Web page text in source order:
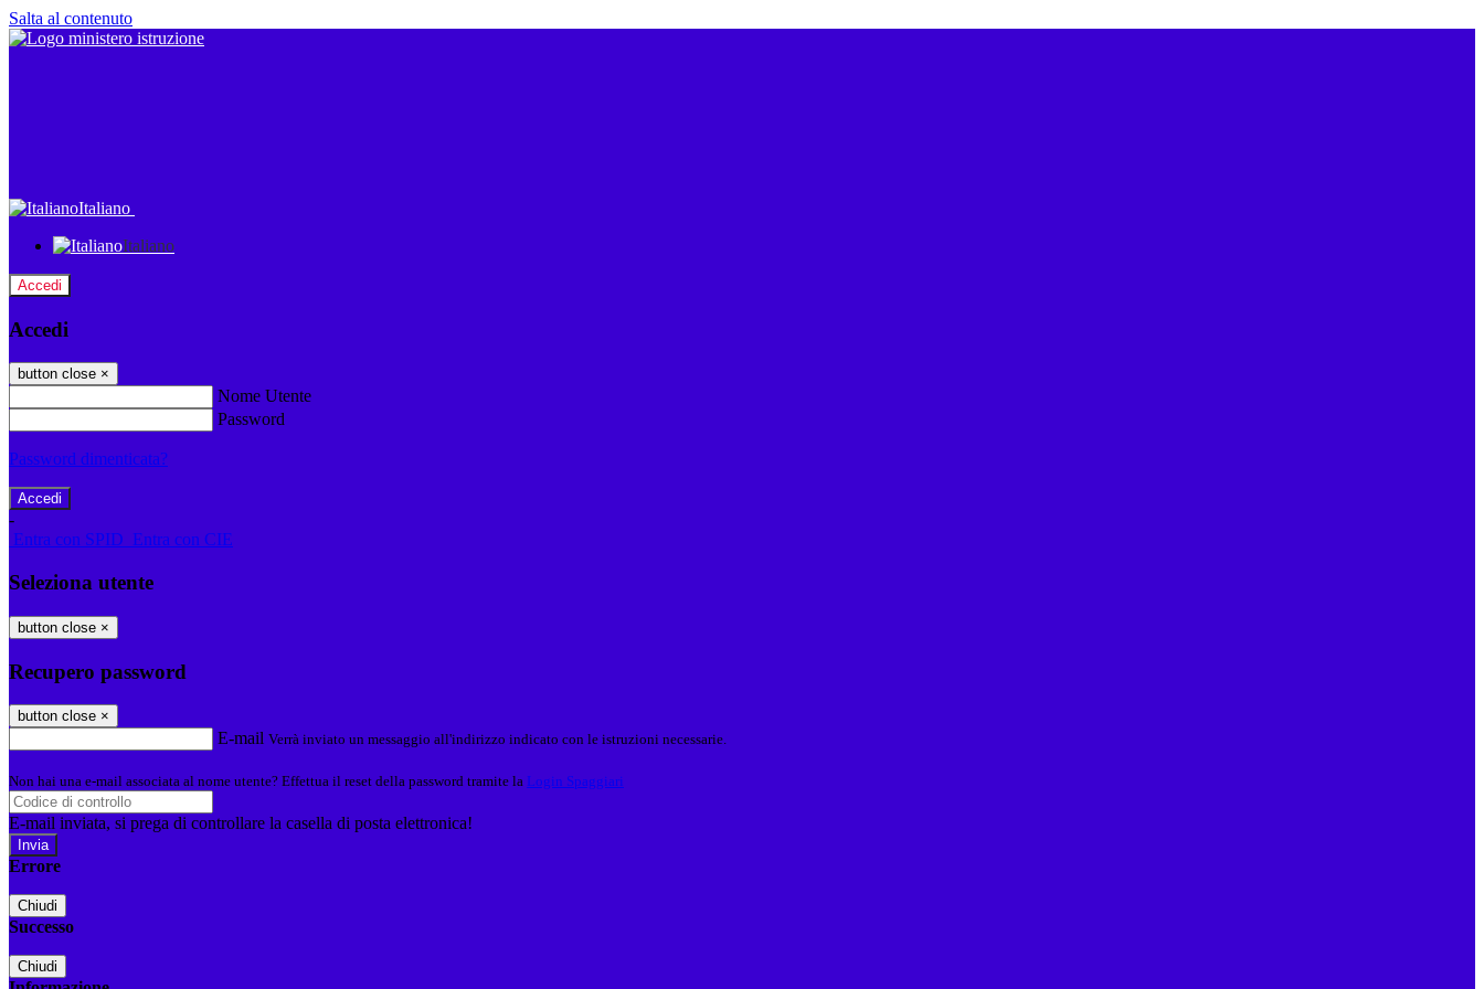
Salta al contenuto
Italiano
Italiano
Accedi
Accedi
button close ×
Nome Utente
Password
Password dimenticata?
-
Entra con SPID Entra con CIE
Seleziona utente
button close ×
Recupero password
button close ×
E-mail Verrà inviato un messaggio all'indirizzo indicato con le istruzioni necessarie.
Non hai una e-mail associata al nome utente? Effettua il reset della password tramite la Login Spaggiari
E-mail inviata, si prega di controllare la casella di posta elettronica!
Errore
Chiudi
Successo
Chiudi